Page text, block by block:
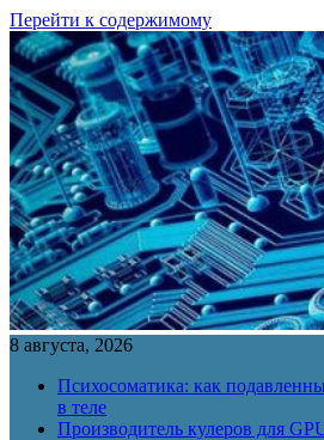
Перейти к содержимому
8 августа, 2026
Психосоматика: как
в теле
Производитель кулеров для